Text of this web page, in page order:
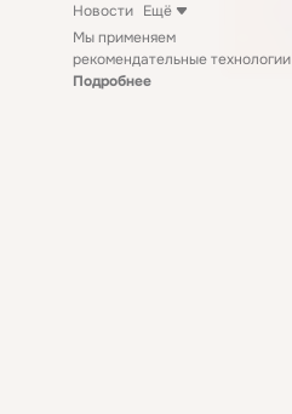
Новости Ещё
Мы применяем
рекомендательные технологии
Подробнее